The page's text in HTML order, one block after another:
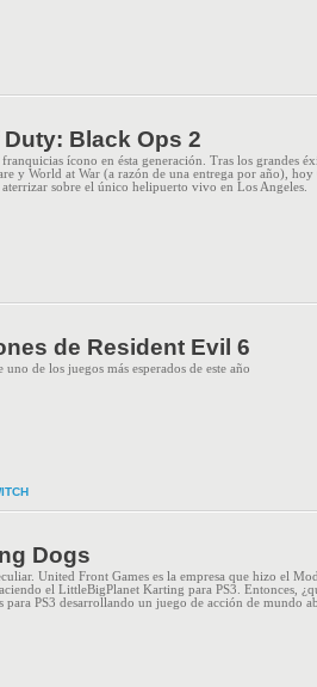
Black Ops 2
ícono en ésta generación. Tras los grandes
y World at War (a razón de una entrega por año),
sobre el único helipuerto vivo en Los Angeles.
de Resident Evil 6
de los juegos más esperados de este año
Dogs
United Front Games es la empresa que hizo el
el LittleBigPlanet Karting para PS3. Entonces,
para PS3 desarrollando un juego de acción de mundo